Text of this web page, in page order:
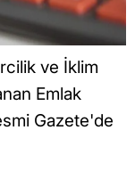
ve İklim
Emlak
Gazete'de